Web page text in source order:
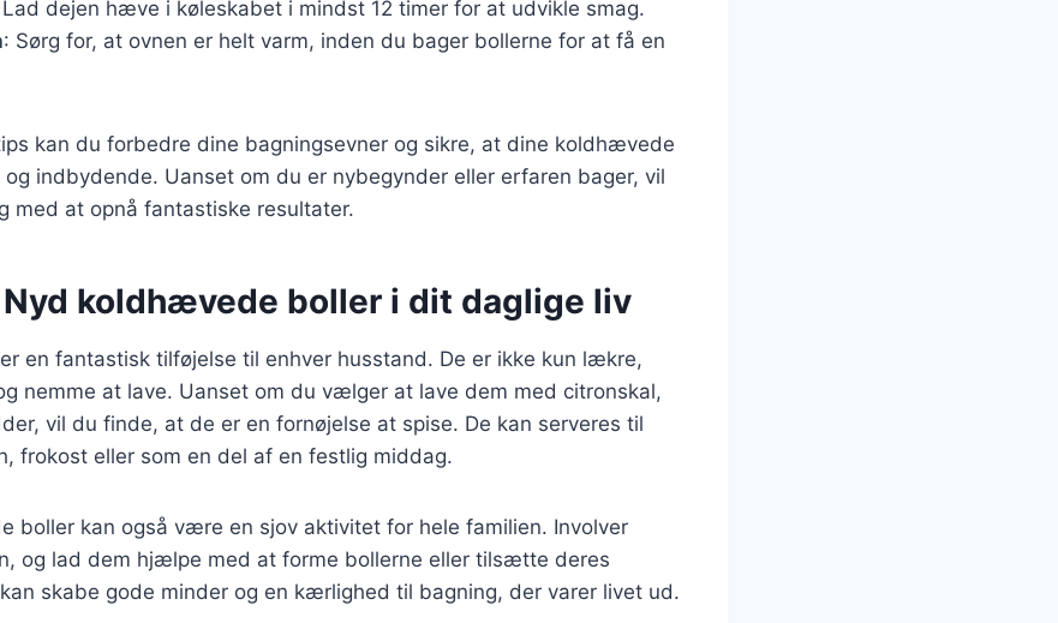
dejen hæve i køleskabet i mindst 12 timer for at udvikle smag.
: Sørg for, at ovnen er helt varm, inden du bager bollerne for at få en
kan du forbedre dine bagningsevner og sikre, at dine koldhævede
indbydende. Uanset om du er nybegynder eller erfaren bager, vil
med at opnå fantastiske resultater.
koldhævede boller i dit daglige liv
en fantastisk tilføjelse til enhver husstand. De er ikke kun lækre,
nemme at lave. Uanset om du vælger at lave dem med citronskal,
vil du finde, at de er en fornøjelse at spise. De kan serveres til
frokost eller som en del af en festlig middag.
boller kan også være en sjov aktivitet for hele familien. Involver
og lad dem hjælpe med at forme bollerne eller tilsætte deres
skabe gode minder og en kærlighed til bagning, der varer livet ud.